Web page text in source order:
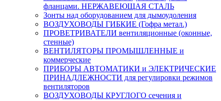
фланцами. НЕРЖАВЕЮЩАЯ СТАЛЬ
Зонты над оборудованием для дымоудоления
ВОЗДУХОВОДЫ ГИБКИЕ (Гофра метал.)
ПРОВЕТРИВАТЕЛИ вентиляционные (оконные,
стенные)
ВЕНТИЛЯТОРЫ ПРОМЫШЛЕННЫЕ и
коммерческие
ПРИБОРЫ АВТОМАТИКИ и ЭЛЕКТРИЧЕСКИЕ
ПРИНАДЛЕЖНОСТИ для регулировки режимов
вентиляторов
ВОЗДУХОВОДЫ КРУГЛОГО сечения и